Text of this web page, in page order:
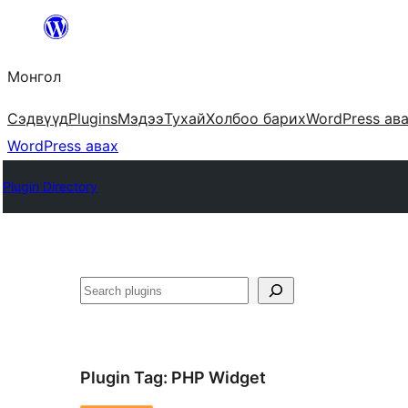
Агуулга
алгасах
Монгол
СэдвүүдPluginsМэдээТухайХолбоо барихWordPress
WordPress авах
Plugin Directory
Хайх
Plugin Tag: PHP Widget